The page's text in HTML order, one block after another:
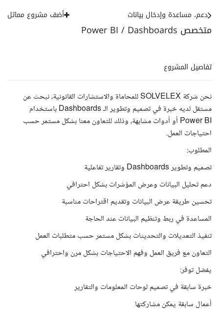
متخصص Power BI / Dashboards
دعم، مساعدة وإدخال بيانات أضف مشروع مماثل
تفاصيل المشروع
نحن شركة SOLVELEX للمحاماة والاستشارات القانونية، نبحث عن
مستقل لديه خبرة في تصميم وتطوير الـ Dashboards باستخدام
Power BI أو أدوات مشابهة، وذلك للتعاون معنا بشكل مستمر حسب
احتياجات العمل.
المطلوب:
تصميم وتطوير Dashboards وتقارير تفاعلية
دعم تحليل البيانات وعرض المؤشرات بشكل احترافي
تحسين طريقة عرض البيانات وتقديم اقتراحات مناسبة
المساعدة في ربط وتنظيم البيانات عند الحاجة
تنفيذ التعديلات والتحديثات بشكل مستمر حسب متطلبات العمل
التعاون مع فريق العمل وفهم الاحتياجات بشكل مرن واحترافي
يفضل توفر:
خبرة سابقة في تصميم لوحات المعلومات والتقارير
أعمال سابقة يمكن مشاركتها